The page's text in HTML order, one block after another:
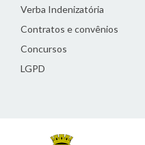
Verba Indenizatória
Contratos e convênios
Concursos
LGPD